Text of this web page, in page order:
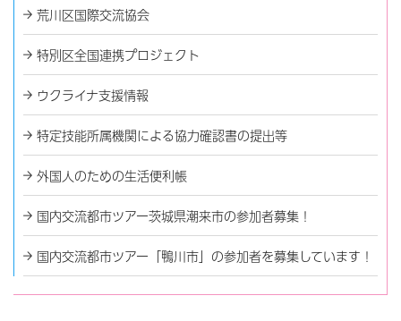
荒川区国際交流協会
特別区全国連携プロジェクト
ウクライナ支援情報
特定技能所属機関による協力確認書の提出等
外国人のための生活便利帳
国内交流都市ツアー茨城県潮来市の参加者募集！
国内交流都市ツアー「鴨川市」の参加者を募集しています！